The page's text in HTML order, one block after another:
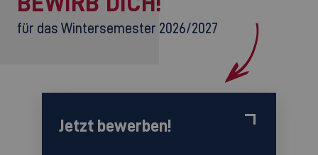
für das Wintersemester 2026/2027
Jetzt bewerben!